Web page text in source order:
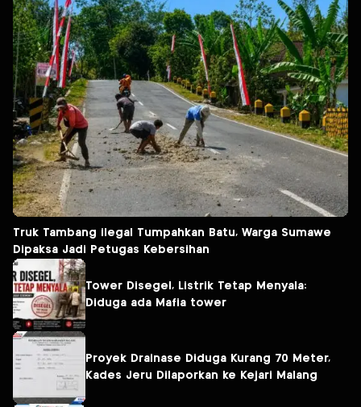
Truk Tambang ilegal Tumpahkan Batu, Warga Sumawe
Dipaksa Jadi Petugas Kebersihan
Tower Disegel, Listrik Tetap Menyala:
Diduga ada Mafia tower
Proyek Drainase Diduga Kurang 70 Meter,
Kades Jeru Dilaporkan ke Kejari Malang